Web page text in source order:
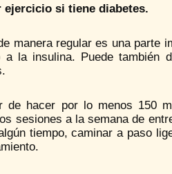
ejercicio si tiene diabetes.
manera regular es una parte
a la insulina. Puede
de hacer por lo menos 150
sesiones a la semana de
tiempo, caminar a paso